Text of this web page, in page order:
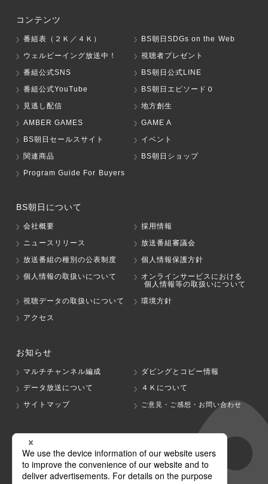
コンテンツ
番組表（２Ｋ／４Ｋ）
BS朝日SDGs on the Web
ウェルビーイング放送中！
視聴者プレゼント
番組公式SNS
BS朝日公式LINE
番組公式YouTube
BS朝日エピソード０
見逃し配信
地方創生
AMBER GAMES
GAME A
BS朝日セールスサイト
イベント
関連商品
BS朝日ショップ
Program Guide For Buyers
BS朝日について
会社概要
採用情報
ニュースリリース
放送番組審議会
放送番組の種別の公表制度
個人情報保護方針
個人情報の取扱いについて
オンラインサービスにおける
個人情報等の取扱いについて
視聴データの取扱いについて
環境方針
アクセス
お知らせ
マルチチャンネル編成
ダビングとコピー情報
データ放送について
４Ｋについて
サイトマップ
ご意見・ご感想・お問い合わせ
グループ会社
テレビ朝日 テレ朝チャンネル